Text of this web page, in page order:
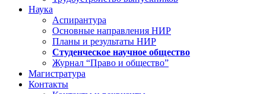
Наука
Аспирантура
Основные направления НИР
Планы и результаты НИР
Студенческое научное общество
Журнал “Право и общество”
Магистратура
Контакты